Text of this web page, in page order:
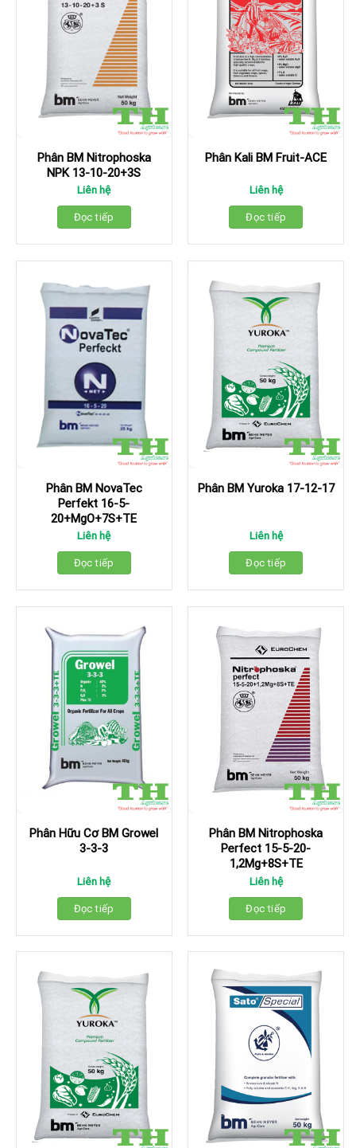
Phân BM Nitrophoska
NPK 13-10-20+3S
Liên hệ
Đọc tiếp
Phân Kali BM Fruit-ACE
Liên hệ
Đọc tiếp
Phân BM NovaTec
Perfekt 16-5-
20+MgO+7S+TE
Liên hệ
Đọc tiếp
Phân BM Yuroka 17-12-17
Liên hệ
Đọc tiếp
Phân Hữu Cơ BM Growel
3-3-3
Liên hệ
Đọc tiếp
Phân BM Nitrophoska
Perfect 15-5-20-
1,2Mg+8S+TE
Liên hệ
Đọc tiếp